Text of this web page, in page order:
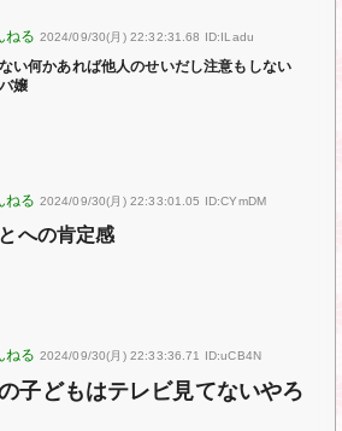
2024/09/30(月) 22:32:31.68 ID:ILadu
い何かあれば他人のせいだし注意もしない
嬢
2024/09/30(月) 22:33:01.05 ID:CYmDM
への肯定感
2024/09/30(月) 22:33:36.71 ID:uCB4N
子どもはテレビ見てないやろ